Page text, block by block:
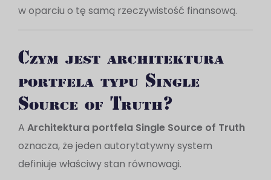
w oparciu o tę samą rzeczywistość finansową.
Czym jest architektura
portfela typu Single
Source of Truth?
A Architektura portfela Single Source of Truth
oznacza, że jeden autorytatywny system
definiuje właściwy stan równowagi.